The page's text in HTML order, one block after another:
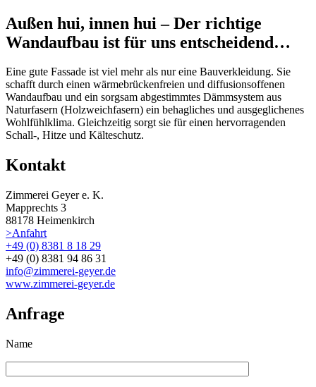
Außen hui, innen hui – Der richtige
Wandaufbau ist für uns entscheidend…
Eine gute Fassade ist viel mehr als nur eine Bauverkleidung. Sie
schafft durch einen wärmebrückenfreien und diffusionsoffenen
Wandaufbau und ein sorgsam abgestimmtes Dämmsystem aus
Naturfasern (Holzweichfasern) ein behagliches und ausgeglichenes
Wohlfühlklima. Gleichzeitig sorgt sie für einen hervorragenden
Schall-, Hitze und Kälteschutz.
Kontakt
Zimmerei Geyer e. K.
Mapprechts 3
88178 Heimenkirch
>Anfahrt
+49 (0) 8381 8 18 29
+49 (0) 8381 94 86 31
info@zimmerei-geyer.de
www.zimmerei-geyer.de
Anfrage
Name